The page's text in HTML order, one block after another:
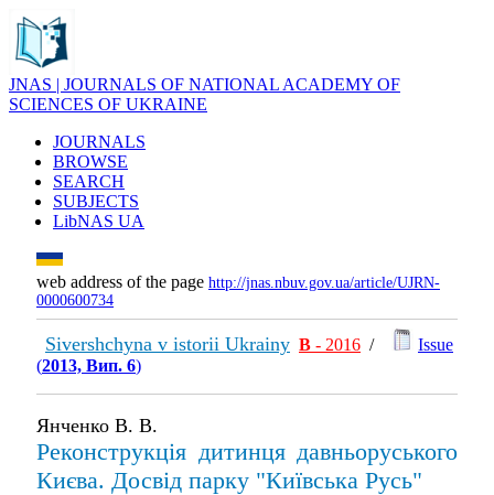
JNAS | JOURNALS OF NATIONAL ACADEMY OF
SCIENCES OF UKRAINE
JOURNALS
BROWSE
SEARCH
SUBJECTS
LibNAS UA
web address of the page http://jnas.nbuv.gov.ua/article/UJRN-
0000600734
Sivershchyna v istorii Ukrainy В - 2016 /
Issue
(2013, Вип. 6)
Янченко В. В.
Реконструкція дитинця давньоруського
Києва. Досвід парку "Київська Русь"